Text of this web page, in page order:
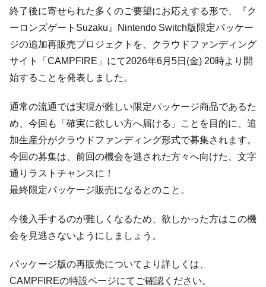
終了後に寄せられた多くのご要望にお応えする形で、『ク
ーロンズゲートSuzaku』Nintendo Switch版限定パッケー
ジの追加再販売プロジェクトを、クラウドファンディング
サイト「CAMPFIRE」にて2026年6月5日(金) 20時より開
始することを発表しました。
通常の流通では実現が難しい限定パッケージ商品であるた
め、今回も「確実に欲しい方へ届ける」ことを目的に、追
加生産分がクラウドファンディング形式で募集されます。
今回の募集は、前回の機会を逃された方々へ向けた、文字
通りラストチャンスに！
最終限定パッケージ販売になるとのこと。
今後入手するのが難しくなるため、欲しかった方はこの機
会を見逃さないようにしましょう。
パッケージ版の再販売についてより詳しくは、
CAMPFIREの特設ページにてご確認ください。